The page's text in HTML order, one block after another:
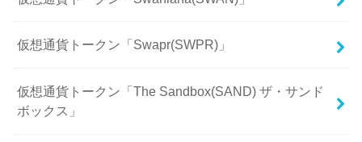
仮想通貨トークン「Swapr(SWPR)」
仮想通貨トークン「The Sandbox(SAND) ザ・サンド
ボックス」